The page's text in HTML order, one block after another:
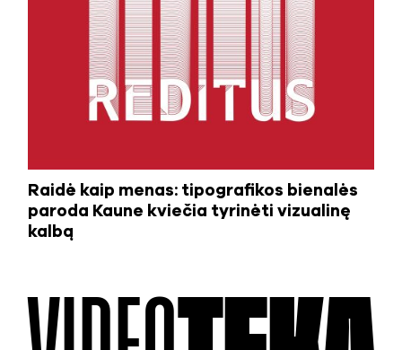
Raidė kaip menas: tipografikos bienalės
paroda Kaune kviečia tyrinėti vizualinę
kalbą